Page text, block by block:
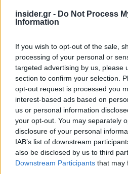
insider.gr - Do Not Process
Information
If you wish to opt-out of the sale,
processing of your personal or
targeted advertising by us, please
section to confirm your selection.
opt-out request is processed you
interest-based ads based on
us or personal information
your opt-out. You may separately
disclosure of your personal
IAB’s list of downstream
also be disclosed by us to third
Downstream Participants that may
Στο πλαίσιο της εθνικής
που σχεδίασε το
χαρακτηριστικών του
τη χώρα μας 365 ημέρες
συμμετέχει -και φέτος,
Διεθνή Έκθεση Luxury
Cannes) τον ερχόμενο
ερχόμενο Νοέμβριο θα
φέτος στην αντίστοιχη
Πολυτελείας στη Σαγκάη
Παράλληλα διοργανώνει
προώθησης του τουρισμού